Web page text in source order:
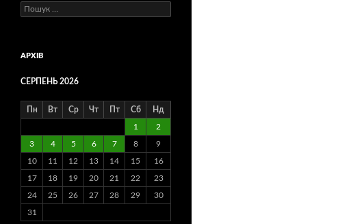
Пошук:
АРХІВ
СЕРПЕНЬ 2026
Пн Вт Ср Чт Пт Сб Нд
1 2
3 4 5 6 7 8 9
10 11 12 13 14 15 16
17 18 19 20 21 22 23
24 25 26 27 28 29 30
31